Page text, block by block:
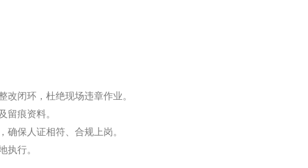
闭环，杜绝现场违章作业。
留痕资料。
保人证相符、合规上岗。
执行。